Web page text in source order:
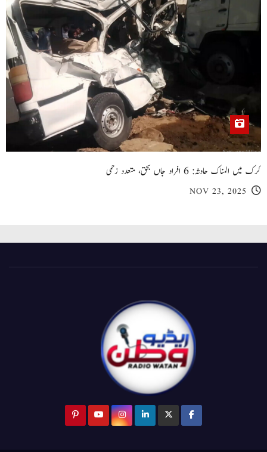
کرک میں المناک حادثہ: 6 افراد جاں بحق، متعدد زخمی
NOV 23, 2025